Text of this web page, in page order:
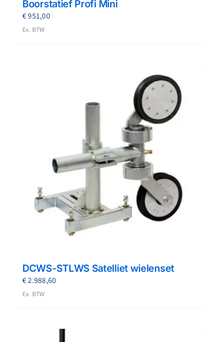
Boorstatief Profi Mini
€951,00
Ex. BTW
DCWS-STLWS Satelliet wielenset
€2.988,60
Ex. BTW